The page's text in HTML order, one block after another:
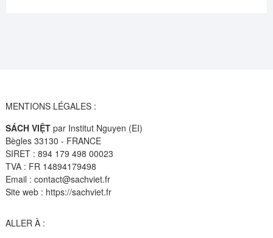
MENTIONS LÉGALES :
SÁCH VIỆTpar Institut Nguyen (EI)
Bègles 33130 - FRANCE
SIRET : 894 179 498 00023
TVA : FR 14894179498
Email : contact@sachviet.fr
Site web : https://sachviet.fr
ALLER À :